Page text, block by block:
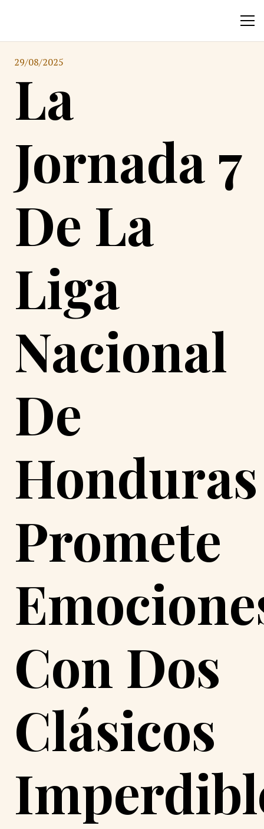
29/08/2025
La
Jornada 7
De La
Liga
Nacional
De
Honduras
Promete
Con Dos
Clásicos